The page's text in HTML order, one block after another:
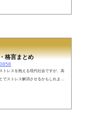
格言まとめ
トレスを抱える現代社会ですが、高
でストレス解消させるかもしれませ